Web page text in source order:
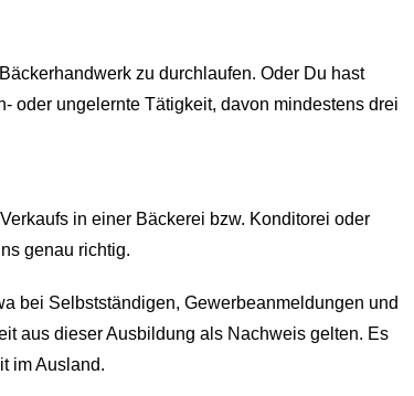
zu durchlaufen. Oder Du hast
oder ungelernte Tätigkeit, davon mindestens drei
in einer Bäckerei bzw. Konditorei oder
genau richtig.
bei Selbstständigen, Gewerbeanmeldungen und
aus dieser Ausbildung als Nachweis gelten. Es
im Ausland.